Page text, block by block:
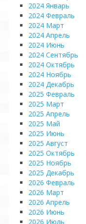
2024 Январь
2024 Февраль
2024 Март
2024 Апрель
2024 Июнь
2024 Сентябрь
2024 Октябрь
2024 Ноябрь
2024 Декабрь
2025 Февраль
2025 Март
2025 Апрель
2025 Май
2025 Июнь
2025 Август
2025 Октябрь
2025 Ноябрь
2025 Декабрь
2026 Февраль
2026 Март
2026 Апрель
2026 Июнь
2026 Июль